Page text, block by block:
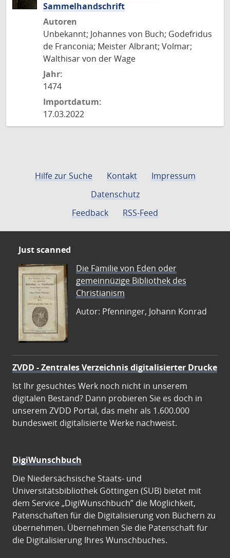
Sammelhandschrift
Autoren
Unbekannt; Johannes von Buch; Godefridus
de Franconia; Meister Albrant; Volmar;
Walthisar von der Wage
Jahr:
1474
Importdatum:
17.03.2022
Hilfe zur Suche Kontakt
Impressum
Datenschutz
Feedback
RSS-Feed
Just scanned
Die Familie von Eden oder
gemeinnüzige Bibliothek des
Christianism
Autor: Pfenninger, Johann Konrad
ZVDD - Zentrales Verzeichnis digitalisierter Drucke
Ist Ihr gesuchtes Werk noch nicht in unserem
digitalen Bestand? Dann probieren Sie es doch in
unserem ZVDD Portal, das mehr als 1.600.000
bundesweit digitalisierte Werke nachweist.
DigiWunschbuch
Die Niedersächsische Staats- und
Universitätsbibliothek Göttingen (SUB) bietet mit
dem Service „DigiWunschbuch” die Möglichkeit,
Patenschaften für die Digitalisierung von Büchern zu
übernehmen. Übernehmen Sie die Patenschaft für
die Digitalisierung Ihres Wunschbuches.